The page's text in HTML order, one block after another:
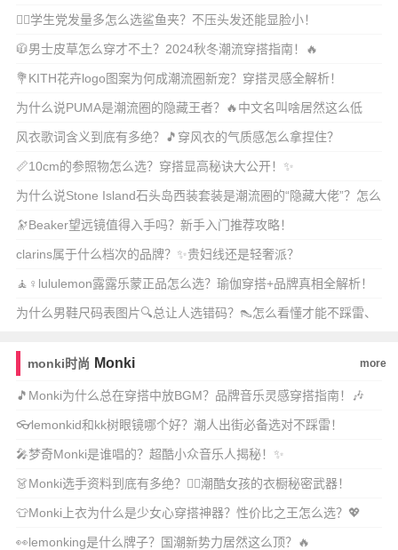
💇‍♀️学生党发量多怎么选鲨鱼夹？不压头发还能显脸小！
🧥男士皮草怎么穿才不土？2024秋冬潮流穿搭指南！🔥
💐KITH花卉logo图案为何成潮流圈新宠？穿搭灵感全解析！
为什么说PUMA是潮流圈的隐藏王者？🔥中文名叫啥居然这么低
调？
风衣歌词含义到底有多绝？🎵穿风衣的气质感怎么拿捏住？
📏10cm的参照物怎么选？穿搭显高秘诀大公开！✨
为什么说Stone Island石头岛西装套装是潮流圈的“隐藏大佬”？怎么
穿
🔭Beaker望远镜值得入手吗？新手入门推荐攻略！
clarins属于什么档次的品牌？✨贵妇线还是轻奢派？
🧘♀️lululemon露露乐蒙正品怎么选？瑜伽穿搭+品牌真相全解析！
✨
为什么男鞋尺码表图片🔍总让人选错码？👠怎么看懂才能不踩雷、
monki时尚 Monki more
🎵Monki为什么总在穿搭中放BGM？品牌音乐灵感穿搭指南！🎶
👓lemonkid和kk树眼镜哪个好？潮人出街必备选对不踩雷！
🎤梦奇Monki是谁唱的？超酷小众音乐人揭秘！✨
👗Monki选手资料到底有多绝？👯‍♀️潮酷女孩的衣橱秘密武器！
👕Monki上衣为什么是少女心穿搭神器？性价比之王怎么选？💖
👀lemonking是什么牌子？国潮新势力居然这么顶？🔥